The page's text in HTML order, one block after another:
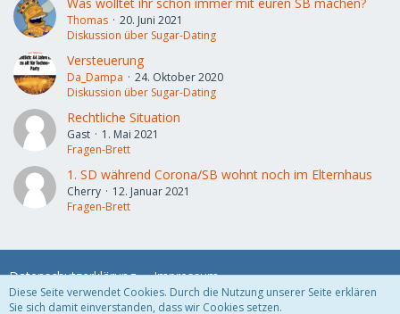
Thomas
20. Juni 2021
Diskussion über Sugar-Dating
Versteuerung
Da_Dampa
24. Oktober 2020
Diskussion über Sugar-Dating
Rechtliche Situation
Gast
1. Mai 2021
Fragen-Brett
1. SD während Corona/SB wohnt noch im Elternhaus
Cherry
12. Januar 2021
Fragen-Brett
Datenschutzerklärung Impressum
Diese Seite verwendet Cookies. Durch die Nutzung unserer Seite erklären
Sie sich damit einverstanden, dass wir Cookies setzen.